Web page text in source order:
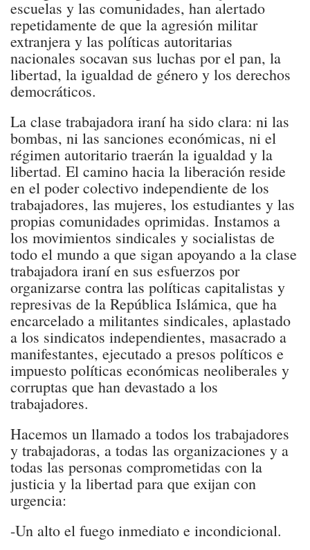
escuelas y las comunidades, han alertado
repetidamente de que la agresión militar
extranjera y las políticas autoritarias
nacionales socavan sus luchas por el pan, la
libertad, la igualdad de género y los derechos
democráticos.
La clase trabajadora iraní ha sido clara: ni las
bombas, ni las sanciones económicas, ni el
régimen autoritario traerán la igualdad y la
libertad. El camino hacia la liberación reside
en el poder colectivo independiente de los
trabajadores, las mujeres, los estudiantes y las
propias comunidades oprimidas. Instamos a
los movimientos sindicales y socialistas de
todo el mundo a que sigan apoyando a la clase
trabajadora iraní en sus esfuerzos por
organizarse contra las políticas capitalistas y
represivas de la República Islámica, que ha
encarcelado a militantes sindicales, aplastado
a los sindicatos independientes, masacrado a
manifestantes, ejecutado a presos políticos e
impuesto políticas económicas neoliberales y
corruptas que han devastado a los
trabajadores.
Hacemos un llamado a todos los trabajadores
y trabajadoras, a todas las organizaciones y a
todas las personas comprometidas con la
justicia y la libertad para que exijan con
urgencia:
-Un alto el fuego inmediato e incondicional.